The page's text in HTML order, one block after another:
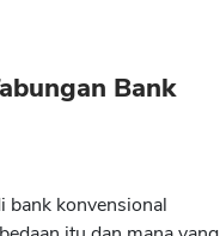
Bank
bank konvensional